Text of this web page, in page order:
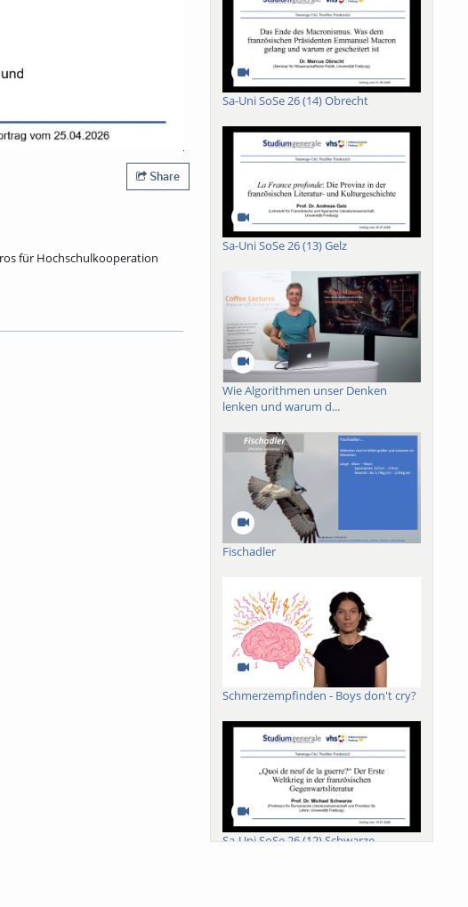
Share
für Hochschulkooperation
und erwirtschaften ein Drittel
Integration: Anerkennung
Sa-Uni SoSe 26 (14) Obrecht
Sa-Uni SoSe 26 (13) Gelz
Wie Algorithmen unser Denken
lenken und warum d...
Fischadler
Schmerzempfinden - Boys don't cry?
Sa-Uni SoSe 26 (12) Schwarze